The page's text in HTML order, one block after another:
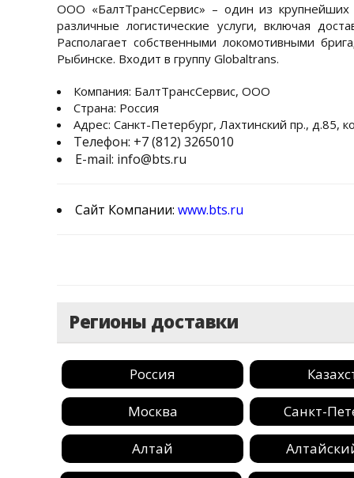
ООО «БалтТрансСервис» – один из крупнейших
различные логистические услуги, включая
Располагает собственными локомотивными
Рыбинске. Входит в группу Globaltrans.
Компания: БалтТрансСервис, ООО
Страна: Россия
Адрес: Санкт-Петербург, Лахтинский пр., д.85,
Телефон: +7 (812) 3265010
E-mail: info@bts.ru
Сайт Компании: www.bts.ru
Регионы доставки
Россия
Москва Санкт-
Алтай